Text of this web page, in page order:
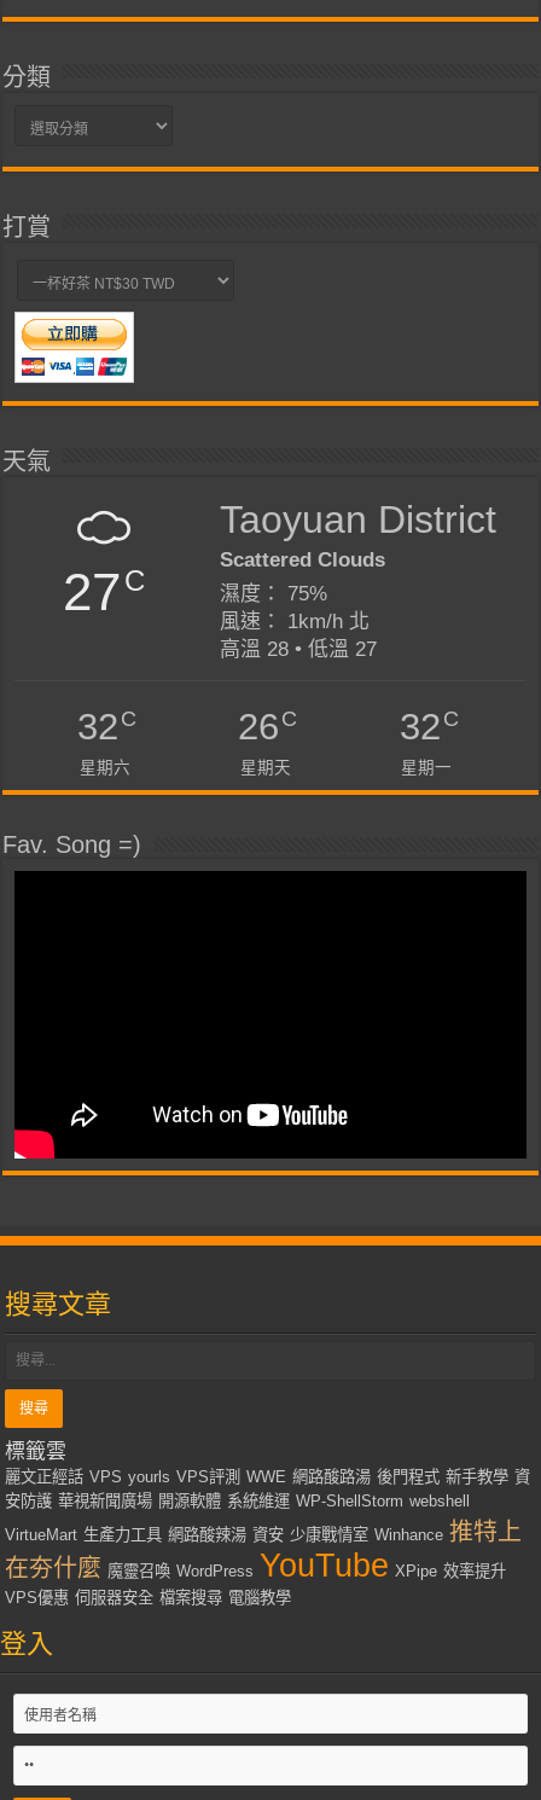
分類
分
打賞
天氣
27C
Taoyuan District
Scattered Clouds
濕度： 75%
風速： 1km/h 北
高溫 28 • 低溫 27
32C
星期六
26C
星期天
32C
星期一
Fav. Song =)
搜尋文章
標籤雲
麗文正經話 VPS yourls VPS評測 WWE 網路酸路湯 後門程式 新手教學 資
安防護 華視新聞廣場 開源軟體 系統維運 WP-ShellStorm webshell
VirtueMart 生產力工具 網路酸辣湯 資安 少康戰情室 Winhance 推特上
在夯什麼 魔靈召喚 WordPress YouTube XPipe 效率提升
VPS優惠 伺服器安全 檔案搜尋 電腦教學
登入